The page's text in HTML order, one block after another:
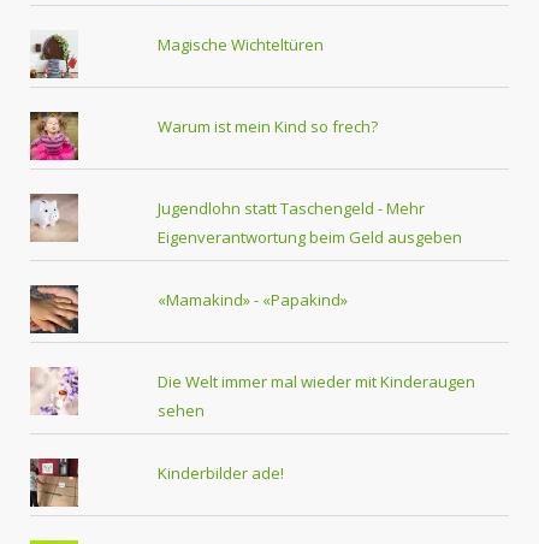
Magische Wichteltüren
Warum ist mein Kind so frech?
Jugendlohn statt Taschengeld - Mehr
Eigenverantwortung beim Geld ausgeben
«Mamakind» - «Papakind»
Die Welt immer mal wieder mit Kinderaugen
sehen
Kinderbilder ade!